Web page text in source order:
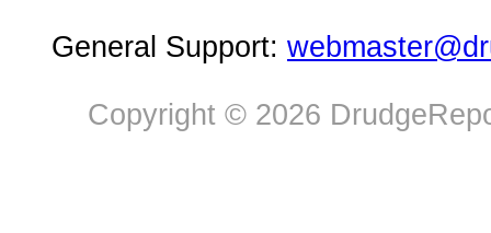
General Support:
Copyright © 2026